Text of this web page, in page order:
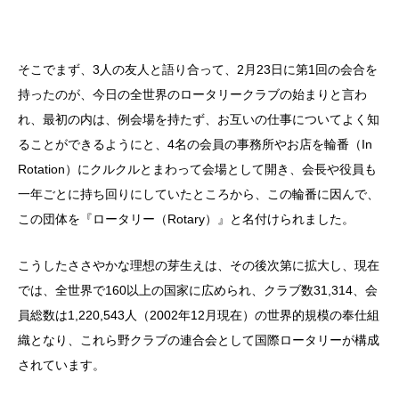
そこでまず、3人の友人と語り合って、2月23日に第1回の会合を
持ったのが、今日の全世界のロータリークラブの始まりと言わ
れ、最初の内は、例会場を持たず、お互いの仕事についてよく知
ることができるようにと、4名の会員の事務所やお店を輪番（In
Rotation）にクルクルとまわって会場として開き、会長や役員も
一年ごとに持ち回りにしていたところから、この輪番に因んで、
この団体を『ロータリー（Rotary）』と名付けられました。
こうしたささやかな理想の芽生えは、その後次第に拡大し、現在
では、全世界で160以上の国家に広められ、クラブ数31,314、会
員総数は1,220,543人（2002年12月現在）の世界的規模の奉仕組
織となり、これら野クラブの連合会として国際ロータリーが構成
されています。